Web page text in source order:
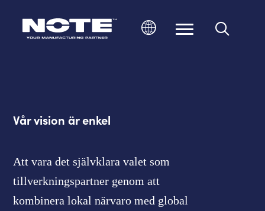
Vår vision är enkel
Att vara det självklara valet som
tillverkningspartner genom att
kombinera lokal närvaro med global